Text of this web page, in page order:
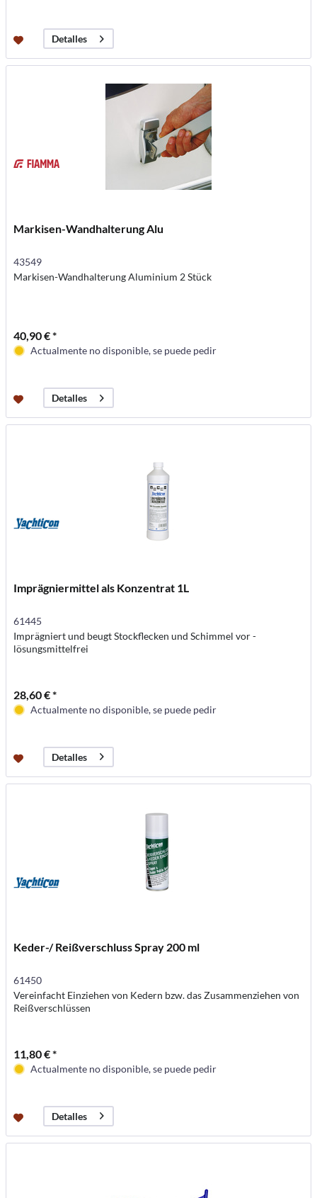
Detalles
Markisen-Wandhalterung Alu
43549
Markisen-Wandhalterung Aluminium 2 Stück
40,90 € *
Actualmente no disponible, se puede pedir
Detalles
Imprägniermittel als Konzentrat 1L
61445
Imprägniert und beugt Stockflecken und Schimmel vor -
lösungsmittelfrei
28,60 € *
Actualmente no disponible, se puede pedir
Detalles
Keder-/ Reißverschluss Spray 200 ml
61450
Vereinfacht Einziehen von Kedern bzw. das Zusammenziehen von
Reißverschlüssen
11,80 € *
Actualmente no disponible, se puede pedir
Detalles